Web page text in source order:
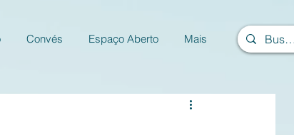
Convés Espaço Aberto Mais